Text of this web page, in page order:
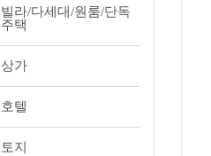
빌라/다세대/원룸/단독
주택
상가
호텔
토지